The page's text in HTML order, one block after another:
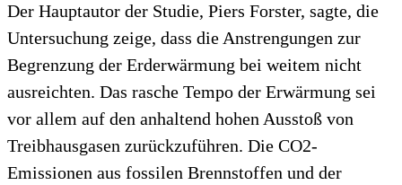
Der Hauptautor der Studie, Piers Forster, sagte, die
Untersuchung zeige, dass die Anstrengungen zur
Begrenzung der Erderwärmung bei weitem nicht
ausreichten. Das rasche Tempo der Erwärmung sei
vor allem auf den anhaltend hohen Ausstoß von
Treibhausgasen zurückzuführen. Die CO2-
Emissionen aus fossilen Brennstoffen und der